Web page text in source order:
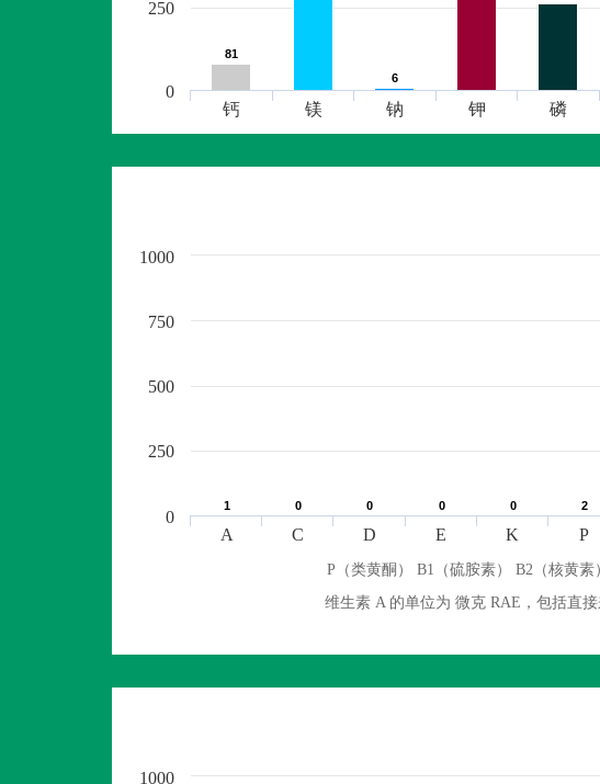
81
81
6
6
钙 镁 钠 钾 磷
0
250
1
1 0
0 0
0 0
0 0
0 2
2
A C D E K P
0
250
500
750
1000
P（类黄酮） B1（硫胺素） B2（核黄
维生素 A 的单位为 微克 RAE，包括直
1000